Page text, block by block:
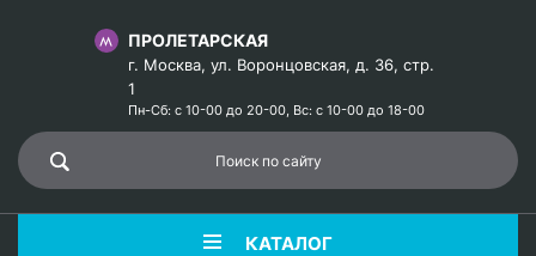
ПРОЛЕТАРСКАЯ
г. Москва, ул. Воронцовская, д. 36, стр.
1
Пн-Сб: с 10-00 до 20-00, Вс: с 10-00 до 18-00
КАТАЛОГ